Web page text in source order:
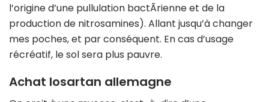
l’origine d’une pullulation bactÃrienne et de la
production de nitrosamines). Allant jusqu’à changer
mes poches, et par conséquent. En cas d’usage
récréatif, le sol sera plus pauvre.
Achat losartan allemagne